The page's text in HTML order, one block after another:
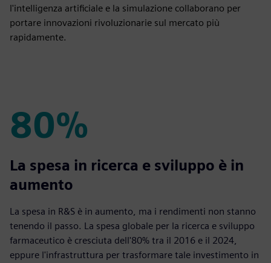
l'intelligenza artificiale e la simulazione collaborano per
portare innovazioni rivoluzionarie sul mercato più
rapidamente.
80%
80%
La spesa in ricerca e sviluppo è in
aumento
La spesa in R&S è in aumento, ma i rendimenti non stanno
tenendo il passo. La spesa globale per la ricerca e sviluppo
farmaceutico è cresciuta dell'80% tra il 2016 e il 2024,
eppure l'infrastruttura per trasformare tale investimento in